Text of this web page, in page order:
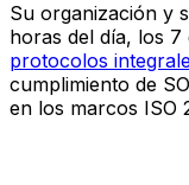
Su organización y
horas del día, los 7
protocolos
cumplimiento de
en los marcos ISO